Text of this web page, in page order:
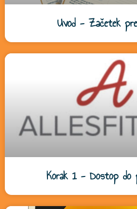
Uvod - Začetek
Korak 1 - Dostop do